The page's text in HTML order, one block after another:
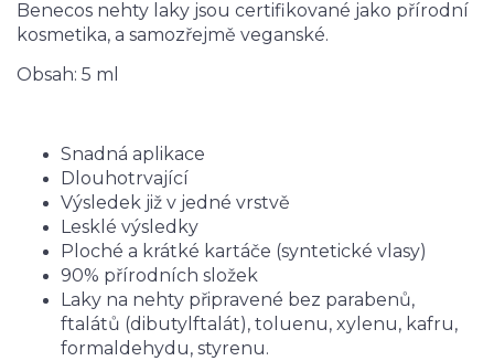
Benecos nehty laky jsou certifikované jako přírodní
kosmetika, a samozřejmě veganské.
Obsah: 5 ml
Snadná aplikace
Dlouhotrvající
Výsledek již v jedné vrstvě
Lesklé výsledky
Ploché a krátké kartáče (syntetické vlasy)
90% přírodních složek
Laky na nehty připravené bez parabenů,
ftalátů (dibutylftalát), toluenu, xylenu, kafru,
formaldehydu, styrenu.